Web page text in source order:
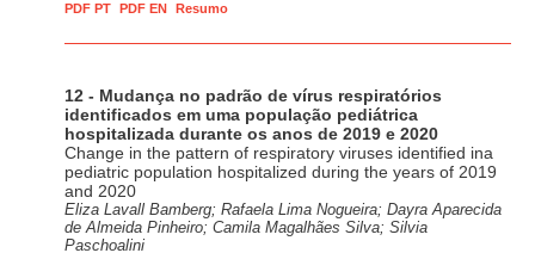
PDF PT PDF EN Resumo
12 - Mudança no padrão de vírus respiratórios
identificados em uma população pediátrica
hospitalizada durante os anos de 2019 e 2020
Change in the pattern of respiratory viruses identified ina
pediatric population hospitalized during the years of 2019
and 2020
Eliza Lavall Bamberg; Rafaela Lima Nogueira; Dayra Aparecida
de Almeida Pinheiro; Camila Magalhães Silva; Silvia
Paschoalini